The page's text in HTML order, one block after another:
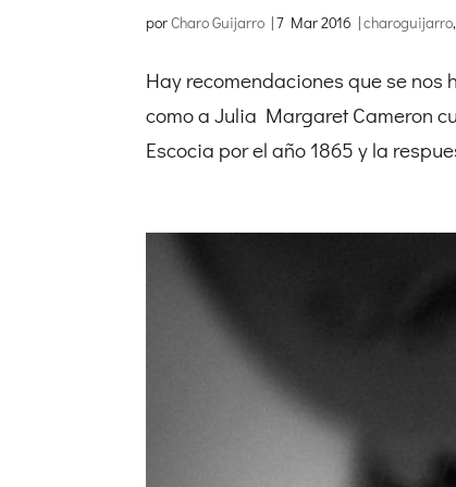
porCharo Guijarro |7 Mar 2016 |charoguijarro
Hay recomendaciones que se nos
como a Julia Margaret Cameron
Escocia por el año 1865 y la